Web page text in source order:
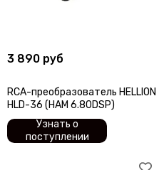
BRAX
Calcell
Centurion
CDT
3 890 руб
RCA-преобразователь HELLION
HLD-36 (HAM 6.80DSP)
Узнать о
поступлении